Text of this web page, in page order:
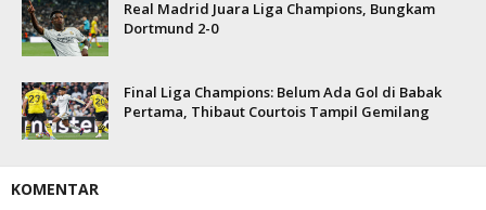
Real Madrid Juara Liga Champions, Bungkam
Dortmund 2-0
Final Liga Champions: Belum Ada Gol di Babak
Pertama, Thibaut Courtois Tampil Gemilang
KOMENTAR